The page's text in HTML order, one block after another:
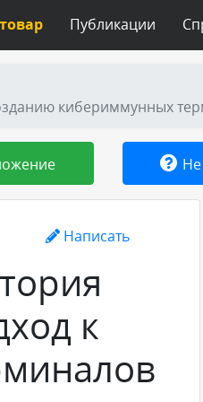
Публикации
кибериммунных
Не
Написать
к